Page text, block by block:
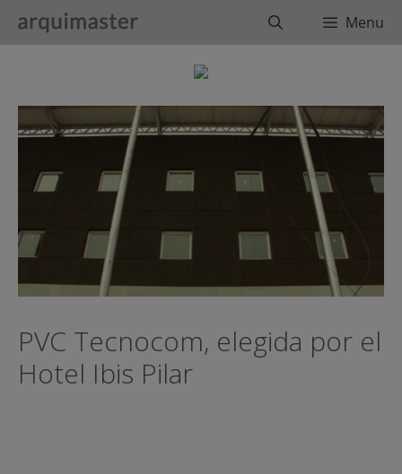
BuscarMenu
PVC Tecnocom, elegida por el
Hotel Ibis Pilar